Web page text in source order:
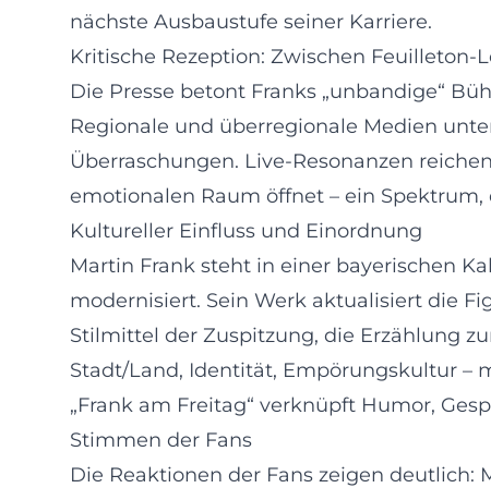
nächste Ausbaustufe seiner Karriere.
Kritische Rezeption: Zwischen Feuilleton-
Die Presse betont Franks „unbandige“
Regionale und überregionale Medien
Überraschungen. Live-Resonanzen
emotionalen Raum öffnet – ein
Kultureller Einfluss und Einordnung
Martin Frank steht in einer bayerischen
modernisiert. Sein Werk aktualisiert die
Stilmittel der Zuspitzung, die Erzählung
Stadt/Land, Identität, Empörungskultur –
„Frank am Freitag“ verknüpft Humor,
Stimmen der Fans
Die Reaktionen der Fans zeigen